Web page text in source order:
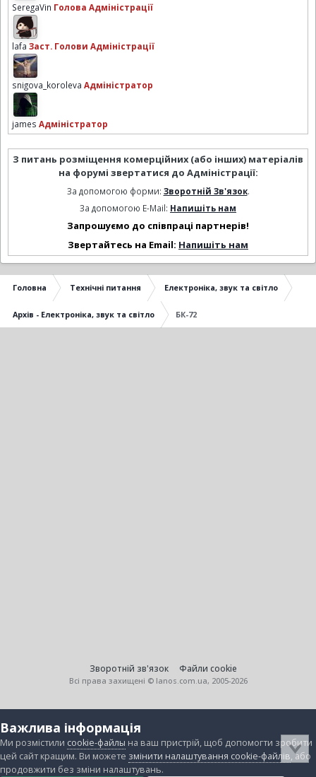
SeregaVin Голова Адміністрації
lafa Заст. Голови Адміністрації
snigova_koroleva Адміністратор
james Адміністратор
З питань розміщення комерційних (або інших) матеріалів
на форумі звертатися до Адміністрації:
За допомогою форми: Зворотній Зв'язок.
За допомогою E-Mail: Напишіть нам
Запрошуємо до співпраці партнерів!
Звертайтесь на Email: Напишіть нам
Головна Технічні питання Електроніка, звук та світло
Архів - Електроніка, звук та світло БК-72
Зворотній зв'язок Файли cookie
Всі права захищені © lanos.com.ua, 2005-2026
Важлива інформація
Ми розмістили cookie-файлы на ваш пристрій, щоб допомогти зробити
цей сайт кращим. Ви можете змінити налаштування cookie-файлів, або
продовжити без зміни налаштувань.